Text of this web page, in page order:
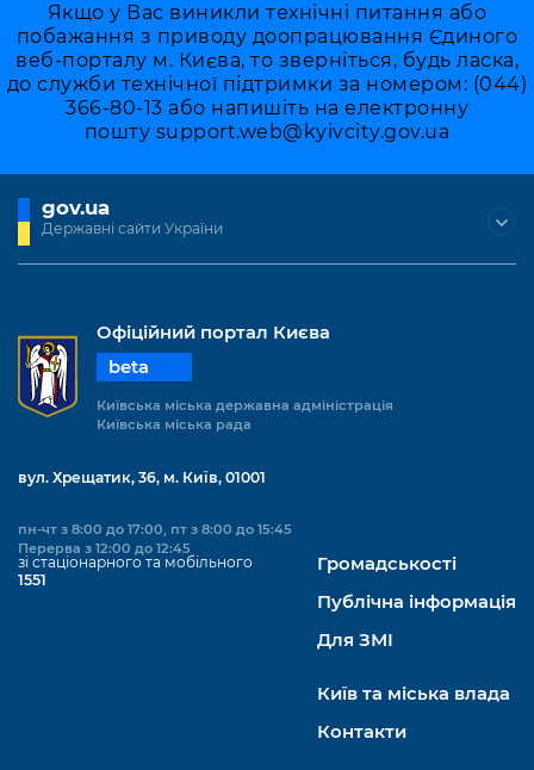
Якщо у Вас виникли технічні питання або
побажання з приводу доопрацювання Єдиного
веб-порталу м. Києва, то зверніться, будь ласка,
до служби технічної підтримки за номером: (044)
366-80-13 або напишіть на електронну
пошту support.web@kyivcity.gov.ua
gov.ua
Державні сайти України
Офіційний портал Києва
beta
Київська міська державна адміністрація
Київська міська рада
вул. Хрещатик, 36, м. Київ, 01001
пн-чт з 8:00 до 17:00, пт з 8:00 до 15:45
Перерва з 12:00 до 12:45
зі стаціонарного та мобільного
1551
Громадськості
Публічна інформація
Для ЗМІ
Київ та міська влада
Контакти